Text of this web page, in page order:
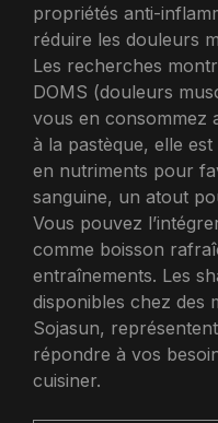
propriétés anti-
réduire les douleurs
Les recherches
DOMS (douleurs
vous en consommez
à la pastèque, elle
en nutriments pour
sanguine, un atout
Vous pouvez
comme boisson
entraînements. Les
disponibles chez des
Sojasun,
répondre à vos
cuisiner.